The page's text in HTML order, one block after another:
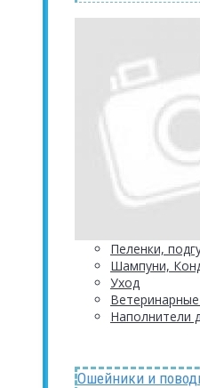
Пеленки,
Шампуни,
Уход
Наполнители
Ошейники и